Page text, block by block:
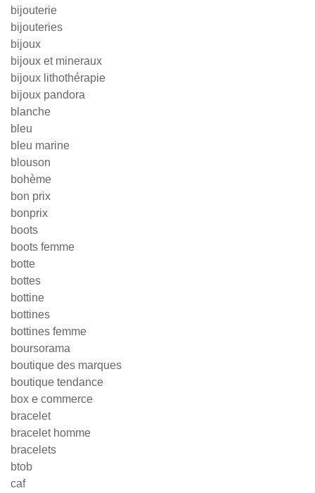
bijouterie
bijouteries
bijoux
bijoux et mineraux
bijoux lithothérapie
bijoux pandora
blanche
bleu
bleu marine
blouson
bohème
bon prix
bonprix
boots
boots femme
botte
bottes
bottine
bottines
bottines femme
boursorama
boutique des marques
boutique tendance
box e commerce
bracelet
bracelet homme
bracelets
btob
caf